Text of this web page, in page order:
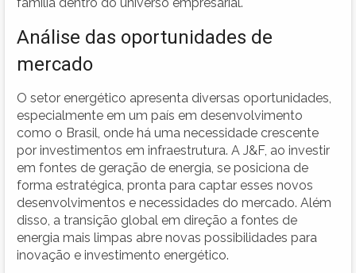
Análise das oportunidades de
mercado
O setor energético apresenta diversas oportunidades,
especialmente em um país em desenvolvimento
como o Brasil, onde há uma necessidade crescente
por investimentos em infraestrutura. A J&F, ao investir
em fontes de geração de energia, se posiciona de
forma estratégica, pronta para captar esses novos
desenvolvimentos e necessidades do mercado. Além
disso, a transição global em direção a fontes de
energia mais limpas abre novas possibilidades para
inovação e investimento energético.